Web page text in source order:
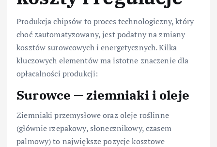
Produkcja chipsów to proces technologiczny, który
choć zautomatyzowany, jest podatny na zmiany
kosztów surowcowych i energetycznych. Kilka
kluczowych elementów ma istotne znaczenie dla
opłacalności produkcji:
Surowce — ziemniaki i oleje
Ziemniaki przemysłowe oraz oleje roślinne
(głównie rzepakowy, słonecznikowy, czasem
palmowy) to największe pozycje kosztowe